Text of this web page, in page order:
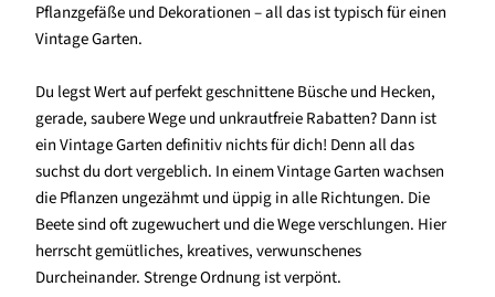
Pflanzgefäße und Dekorationen – all das ist typisch für einen
Vintage Garten.
Du legst Wert auf perfekt geschnittene Büsche und Hecken,
gerade, saubere Wege und unkrautfreie Rabatten? Dann ist
ein Vintage Garten definitiv nichts für dich! Denn all das
suchst du dort vergeblich. In einem Vintage Garten wachsen
die Pflanzen ungezähmt und üppig in alle Richtungen. Die
Beete sind oft zugewuchert und die Wege verschlungen. Hier
herrscht gemütliches, kreatives, verwunschenes
Durcheinander. Strenge Ordnung ist verpönt.